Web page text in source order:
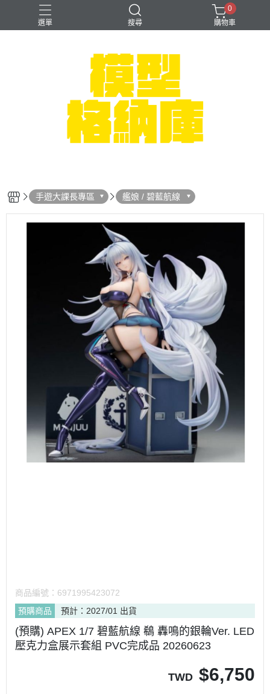
選單 搜尋
可以色色
崩壞：星穹鐵道
0
購物車
手遊大課長專區 艦娘 / 碧藍航線
商品編號： 6971995423072
預購商品
預計：2027/01 出貨
(預購) APEX 1/7 碧藍航線 鵗 轟鳴的銀輪Ver. LED
壓克力盒展示套組 PVC完成品 20260623
TWD $6,750